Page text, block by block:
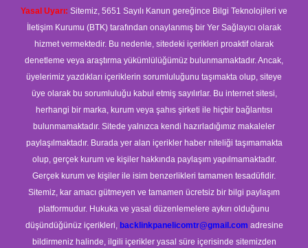
Yasal Uyarı: Sitemiz, 5651 Sayılı Kanun gereğince Bilgi Teknolojileri ve
İletişim Kurumu (BTK) tarafından onaylanmış bir Yer Sağlayıcı olarak
hizmet vermektedir. Bu nedenle, sitedeki içerikleri proaktif olarak
denetleme veya araştırma yükümlülüğümüz bulunmamaktadır. Ancak,
üyelerimiz yazdıkları içeriklerin sorumluluğunu taşımakta olup, siteye
üye olarak bu sorumluluğu kabul etmiş sayılırlar. Bu internet sitesi,
herhangi bir marka, kurum veya şahıs şirketi ile hiçbir bağlantısı
bulunmamaktadır. Sitede yalnızca kendi hazırladığımız makaleler
paylaşılmaktadır. Burada yer alan içerikler haber niteliği taşımamakta
olup, gerçek kurum ve kişiler hakkında paylaşım yapılmamaktadır.
Gerçek kurum ve kişiler ile isim benzerlikleri tamamen tesadüfidir.
Sitemiz, kar amacı gütmeyen ve tamamen ücretsiz bir bilgi paylaşım
platformudur. Hukuka ve yasal düzenlemelere aykırı olduğunu
düşündüğünüz içerikleri, backlinkpanelicomtr@gmail.com adresine
bildirmeniz halinde, ilgili içerikler yasal süre içerisinde sitemizden